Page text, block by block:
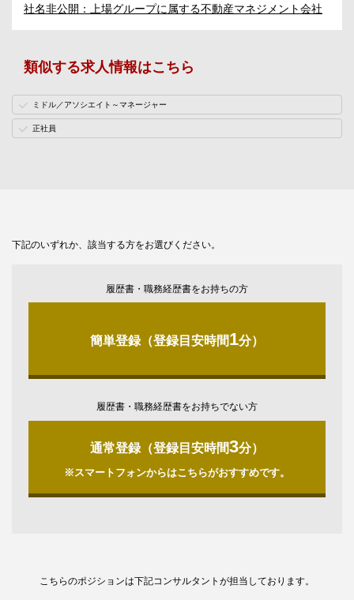
社名非公開：上場グループに属する不動産マネジメント会社
類似する求人情報はこちら
ミドル／アソシエイト～マネージャー
正社員
下記のいずれか、該当する方をお選びください。
履歴書・職務経歴書をお持ちの方
簡単登録（登録目安時間1分）
履歴書・職務経歴書をお持ちでない方
通常登録（登録目安時間3分）
※スマートフォンからはこちらがおすすめです。
こちらのポジションは下記コンサルタントが担当しております。